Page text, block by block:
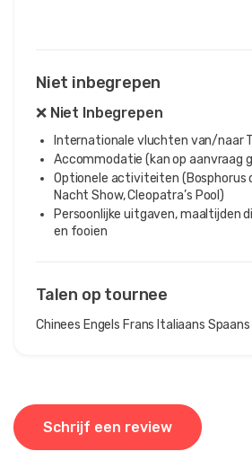
Niet inbegrepen
❌ Niet Inbegrepen
Internationale vluchten van/naar
Accommodatie (kan op aanvraag
Optionele activiteiten (Bosphorus
Nacht Show, Cleopatra’s Pool)
Persoonlijke uitgaven, maaltijden
en fooien
Talen op tournee
Chinees Engels Frans Italiaans Spaans
Schrijf een review